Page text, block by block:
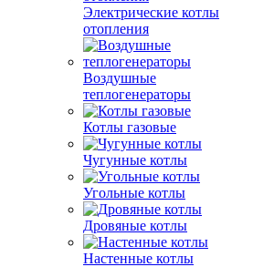
Электрические котлы
отопления
Воздушные
теплогенераторы
Котлы газовые
Чугунные котлы
Угольные котлы
Дровяные котлы
Настенные котлы